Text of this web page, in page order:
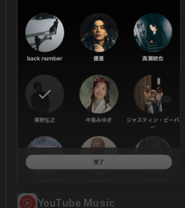
YouTube Music